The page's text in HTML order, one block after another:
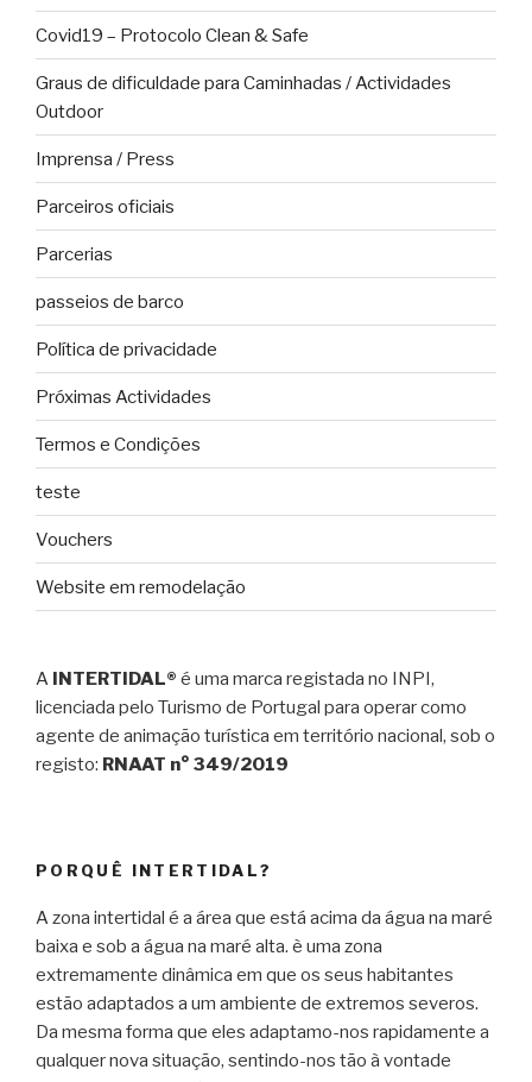
Covid19 – Protocolo Clean & Safe
Graus de dificuldade para Caminhadas / Actividades
Outdoor
Imprensa / Press
Parceiros oficiais
Parcerias
passeios de barco
Política de privacidade
Próximas Actividades
Termos e Condições
teste
Vouchers
Website em remodelação
A INTERTIDAL® é uma marca registada no INPI,
licenciada pelo Turismo de Portugal para operar como
agente de animação turística em território nacional, sob o
registo: RNAAT n° 349/2019
PORQUÊ INTERTIDAL?
A zona intertidal é a área que está acima da água na maré
baixa e sob a água na maré alta. è uma zona
extremamente dinâmica em que os seus habitantes
estão adaptados a um ambiente de extremos severos.
Da mesma forma que eles adaptamo-nos rapidamente a
qualquer nova situação, sentindo-nos tão à vontade